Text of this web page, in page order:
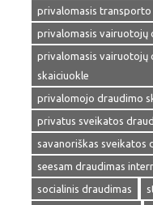
privalomasis
privalomasis vairuotojų
privalomasis vairuotojų
skaiciuokle
privalomojo draudimo
privatus sveikatos
savanoriškas sveikatos
seesam draudimas
socialinis draudimas